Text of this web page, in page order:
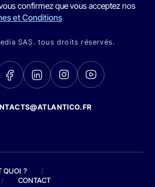
confirmez que vous acceptez nos
et Conditions
SAS. tous droits réservés.
QUOI ?
/
/ CONTACT